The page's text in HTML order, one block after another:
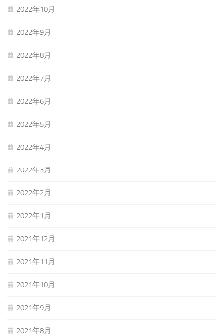
2022年10月
2022年9月
2022年8月
2022年7月
2022年6月
2022年5月
2022年4月
2022年3月
2022年2月
2022年1月
2021年12月
2021年11月
2021年10月
2021年9月
2021年8月